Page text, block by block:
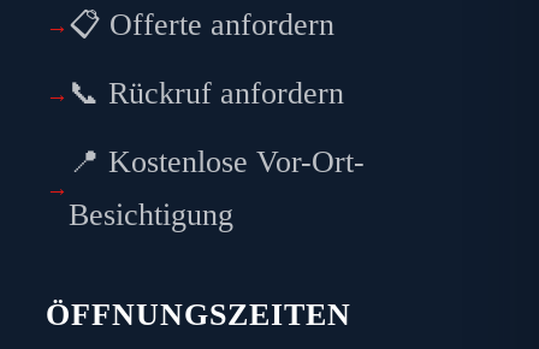
📋 Offerte anfordern
📞 Rückruf anfordern
📍 Kostenlose Vor-Ort-
Besichtigung
ÖFFNUNGSZEITEN